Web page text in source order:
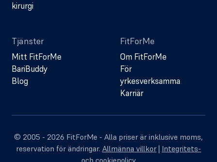
kirurgi
Tjänster
Mitt FitForMe
BariBuddy
Blog
FitForMe
Om FitForMe
För
yrkesverksamma
Karriär
© 2005 - 2026 FitForMe - Alla priser är inklusive moms,
reservation för ändringar. Allmänna villkor | Integritets-
och cookiepolicy